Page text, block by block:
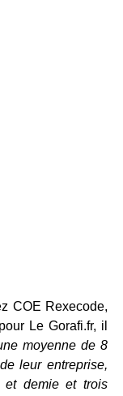
COE Rexecode,
Le Gorafi.fr, il
moyenne de 8
leur entreprise,
et demie et trois